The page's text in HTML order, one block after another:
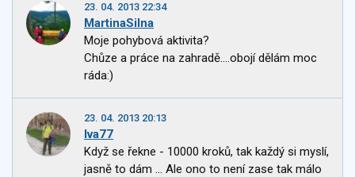
23. 04. 2013 22:34
MartinaSilna
Moje pohybová aktivita?
Chůze a práce na zahradě....obojí dělám moc
ráda:)
23. 04. 2013 20:13
Iva77
Když se řekne - 10000 kroků, tak každý si myslí,
jasně to dám ... Ale ono to není zase tak málo